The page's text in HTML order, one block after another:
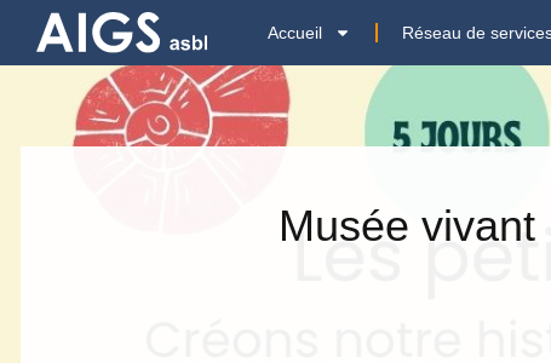
Accueil Réseau de
Musée vivant